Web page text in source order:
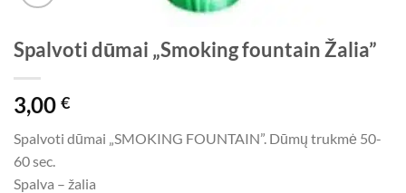
Spalvoti dūmai „Smoking fountain Žalia”
3,00 €
Spalvoti dūmai „SMOKING FOUNTAIN”. Dūmų trukmė 50-
60 sec.
Spalva – žalia